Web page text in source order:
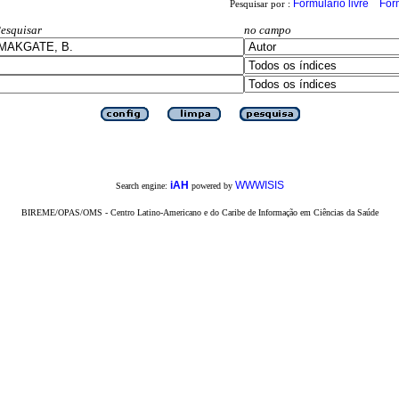
Pesquisar por : Formulário livre
no campo
Search engine: iAH powered by WWWISIS
BIREME/OPAS/OMS - Centro Latino-Americano e do Caribe de Informação em Ciências da Saúde